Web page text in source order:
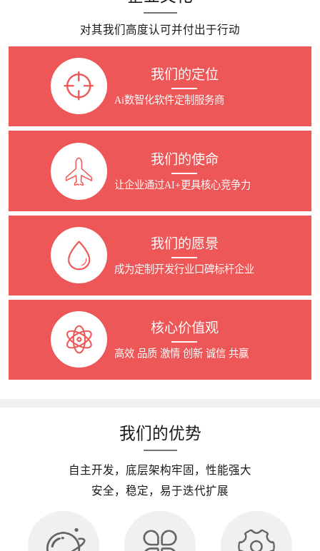
首批“小程序”受邀内测开发商，2020年成为湖南
直播联盟首批会员单位及华为云精英服务商，
发公司，2025年荣任长沙市咨询协会理事单
位，以技术赋能行业生态，成为湖南软件定制
开发行业口碑标杆企业。
对其我们高度认可并付出于行动
我们的定位
Ai数智化软件定制服务商
我们的使命
让企业通过AI+更具核心竞争力
我们的愿景
成为定制开发行业口碑标杆企业
核心价值观
高效 品质 激情 创新 诚信 共赢
我们的优势
自主开发，底层架构牢固，性能强大
安全，稳定，易于迭代扩展